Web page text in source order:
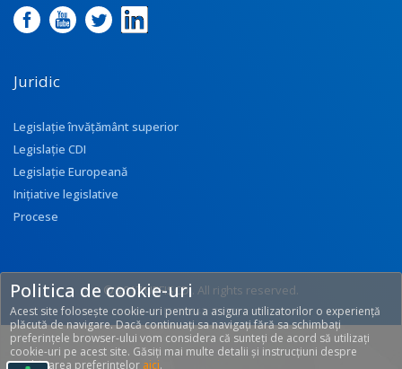
Juridic
Legislație învățământ superior
Legislație CDI
Legislație Europeană
Inițiative legislative
Procese
© 2017 UEFISCDI. All rights reserved.
[T: 0.2642, O: 92]
Politica de cookie-uri
Acest site folosește cookie-uri pentru a asigura utilizatorilor o experiență
plăcută de navigare. Dacă continuați sa navigați fără sa schimbați
preferințele browser-ului vom considera că sunteți de acord să utilizați
cookie-uri pe acest site. Găsiți mai multe detalii și instrucțiuni despre
modificarea preferințelor aici.